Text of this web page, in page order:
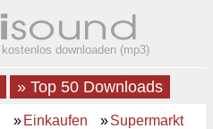
downloaden (mp3)
» Top 50 Downloads
» Einkaufen »Supermarkt